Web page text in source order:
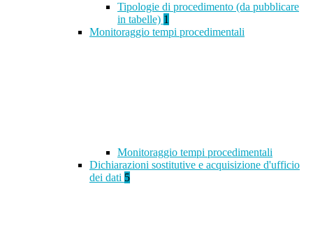
Tipologie di procedimento (da pubblicare
in tabelle) 1
Monitoraggio tempi procedimentali
Monitoraggio tempi procedimentali
Dichiarazioni sostitutive e acquisizione d'ufficio
dei dati 5